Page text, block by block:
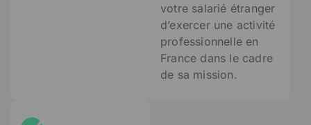
votre salarié étranger
d’exercer une activité
professionnelle en
France dans le cadre
de sa mission.